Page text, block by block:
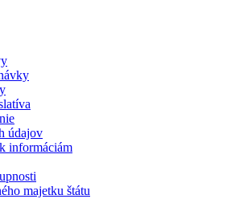
údajov
informáciám
majetku štátu